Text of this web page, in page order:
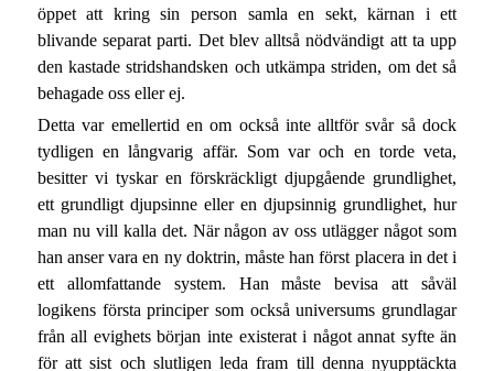
öppet att kring sin person samla en sekt, kärnan i ett
blivande separat parti. Det blev alltså nödvändigt att ta upp
den kastade stridshandsken och utkämpa striden, om det så
behagade oss eller ej.
Detta var emellertid en om också inte alltför svår så dock
tydligen en långvarig affär. Som var och en torde veta,
besitter vi tyskar en förskräckligt djupgående grundlighet,
ett grundligt djupsinne eller en djupsinnig grundlighet, hur
man nu vill kalla det. När någon av oss utlägger något som
han anser vara en ny doktrin, måste han först placera in det i
ett allomfattande system. Han måste bevisa att såväl
logikens första principer som också universums grundlagar
från all evighets början inte existerat i något annat syfte än
för att sist och slutligen leda fram till denna nyupptäckta